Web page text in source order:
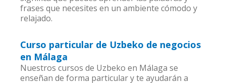
frases que necesites en un ambiente cómodo y
relajado.
Curso particular de Uzbeko de negocios
en Málaga
Nuestros cursos de Uzbeko en Málaga se
enseñan de forma particular y te ayudarán a